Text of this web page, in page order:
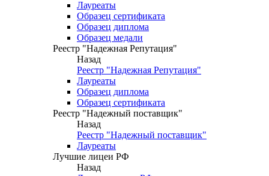
Лауреаты
Образец сертификата
Образец диплома
Образец медали
Реестр "Надежная Репутация"
Назад
Реестр "Надежная Репутация"
Лауреаты
Образец диплома
Образец сертификата
Реестр "Надежный поставщик"
Назад
Реестр "Надежный поставщик"
Лауреаты
Лучшие лицеи РФ
Назад